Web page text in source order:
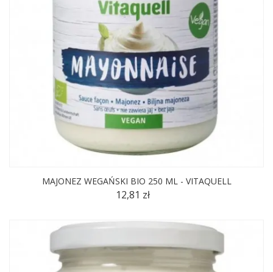
MAJONEZ WEGAŃSKI BIO 250 ML - VITAQUELL
12,81 zł